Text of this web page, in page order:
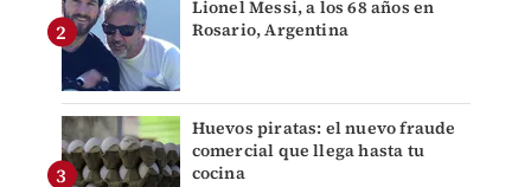
Lionel Messi, a los 68 años en
Rosario, Argentina
Huevos piratas: el nuevo fraude
comercial que llega hasta tu
cocina